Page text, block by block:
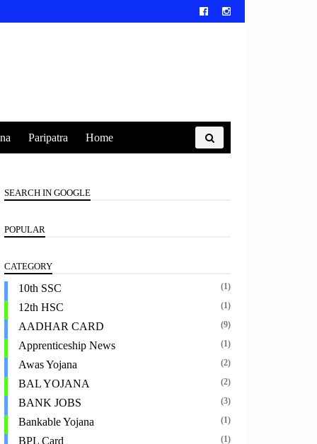
Paripatra Home
SEARCH IN GOOGLE
POPULAR
CATEGORY
10th SSC (1)
12th HSC (1)
AADHAR CARD (9)
Apprenticeship News (1)
Awas Yojana (2)
BAL YOJANA (2)
BANK JOBS (3)
Bankable Yojana (1)
BPL Card (1)